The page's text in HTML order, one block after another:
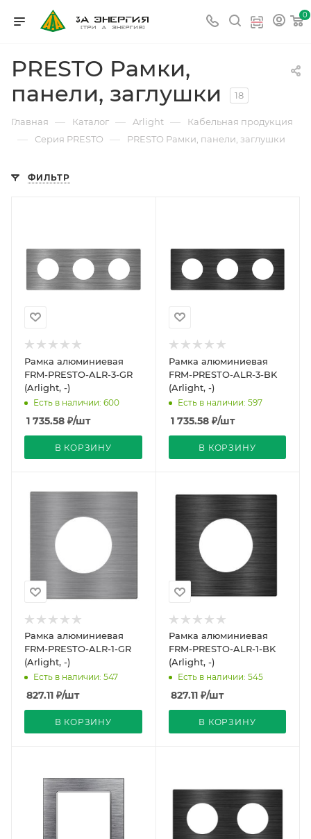
0
PRESTO Рамки,
панели, заглушки
18
Главная — Каталог — Arlight — Кабельная продукция
— Серия PRESTO — PRESTO Рамки, панели, заглушки
ФИЛЬТР
Рамка алюминиевая
FRM-PRESTO-ALR-3-GR
(Arlight, -)
Есть в наличии: 600
1 735.58 ₽/шт
В КОРЗИНУ
Рамка алюминиевая
FRM-PRESTO-ALR-3-BK
(Arlight, -)
Есть в наличии: 597
1 735.58₽/шт
В КОРЗИНУ
Рамка алюминиевая
FRM-PRESTO-ALR-1-GR
(Arlight, -)
Есть в наличии: 547
827.11 ₽/шт
В КОРЗИНУ
Рамка алюминиевая
FRM-PRESTO-ALR-1-BK
(Arlight, -)
Есть в наличии: 545
827.11₽/шт
В КОРЗИНУ